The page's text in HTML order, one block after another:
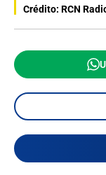
Crédito: RCN